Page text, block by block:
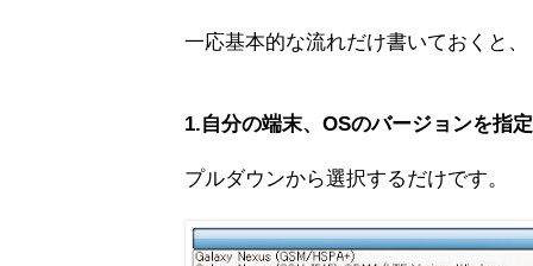
一応基本的な流れだけ書いておくと、
1.自分の端末、OSのバージョンを指定
プルダウンから選択するだけです。